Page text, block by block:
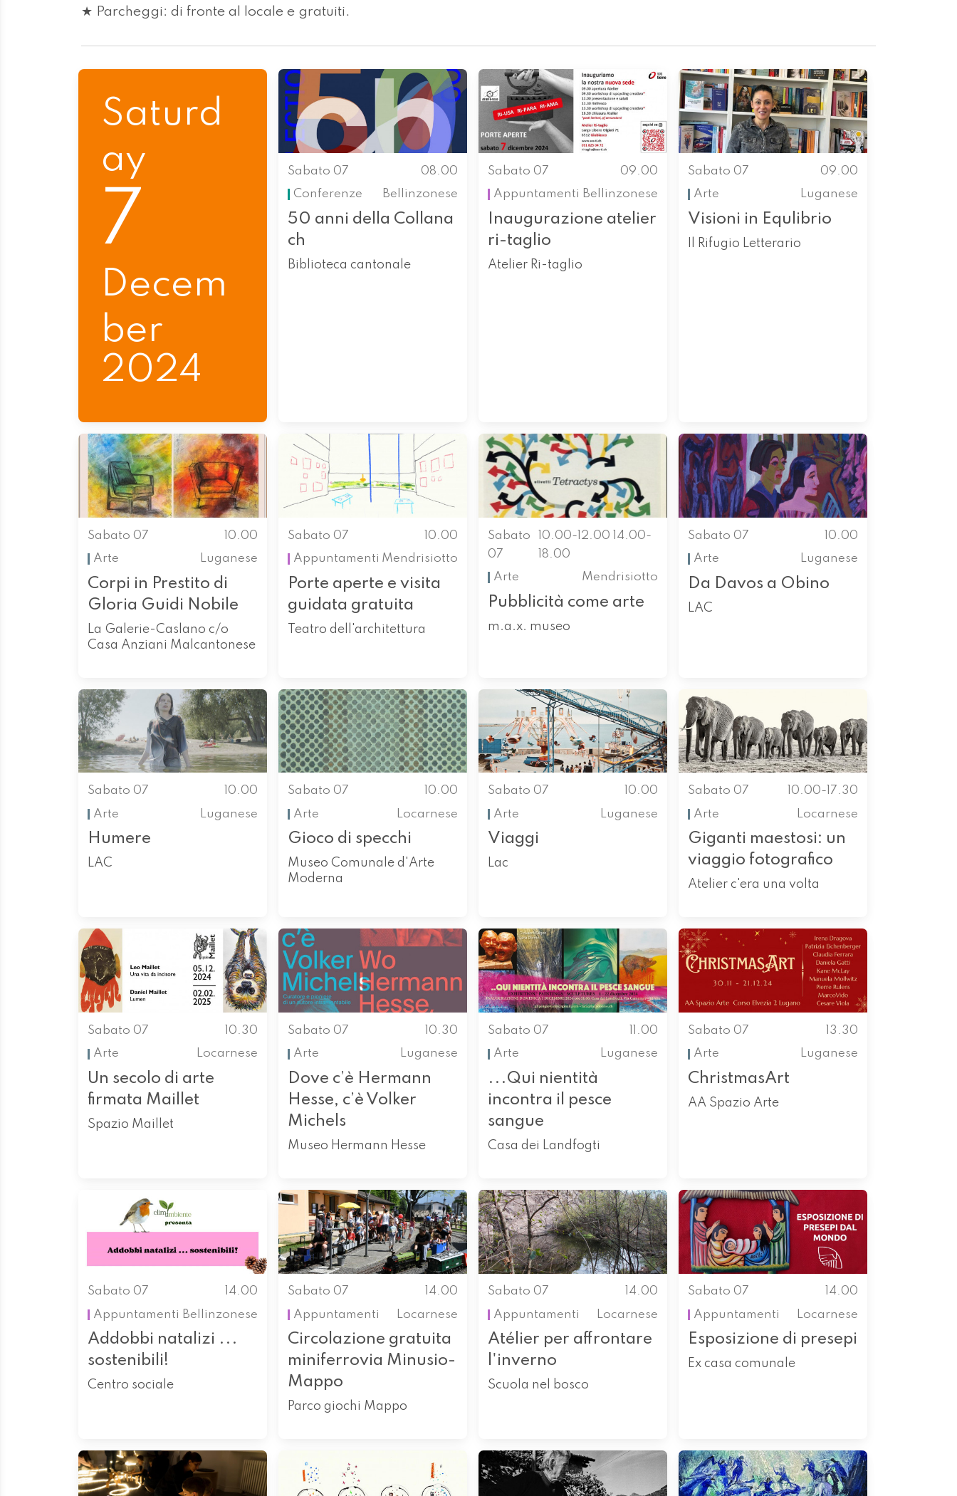
★ Parcheggi: di fronte al locale e gratuiti.
Saturd
ay
7
Decem
ber
2024
Sabato 07
08.00
Conferenze
Bellinzonese
50 anni della Collana
ch
Biblioteca cantonale
Sabato 07
09.00
Appuntamenti Bellinzonese
Inaugurazione atelier
ri-taglio
Atelier Ri-taglio
Sabato 07
09.00
Arte
Luganese
Visioni in Equlibrio
Il Rifugio Letterario
Sabato 07
10.00
Arte
Luganese
Corpi in Prestito di
Gloria Guidi Nobile
La Galerie-Caslano c/o
Casa Anziani Malcantonese
Sabato 07
10.00
Appuntamenti Mendrisiotto
Porte aperte e visita
guidata gratuita
Teatro dell'architettura
Sabato
07
10.00-12.00 14.00-
18.00
Arte
Mendrisiotto
Pubblicità come arte
m.a.x. museo
Sabato 07
10.00
Arte
Luganese
Da Davos a Obino
LAC
Sabato 07
10.00
Arte
Luganese
Humere
LAC
Sabato 07
10.00
Arte
Locarnese
Gioco di specchi
Museo Comunale d'Arte
Moderna
Sabato 07
10.00
Arte
Luganese
Viaggi
Lac
Sabato 07
10.00-17.30
Arte
Locarnese
Giganti maestosi: un
viaggio fotografico
Atelier c'era una volta
Sabato 07
10.30
Arte
Locarnese
Un secolo di arte
firmata Maillet
Spazio Maillet
Sabato 07
10.30
Arte
Luganese
Dove c’è Hermann
Hesse, c’è Volker
Michels
Museo Hermann Hesse
Sabato 07
11.00
Arte
Luganese
...Qui nientità
incontra il pesce
sangue
Casa dei Landfogti
Sabato 07
13.30
Arte
Luganese
ChristmasArt
AA Spazio Arte
Sabato 07
14.00
Appuntamenti Bellinzonese
Addobbi natalizi ...
sostenibili!
Centro sociale
Sabato 07
14.00
Appuntamenti
Locarnese
Circolazione gratuita
miniferrovia Minusio-
Mappo
Parco giochi Mappo
Sabato 07
14.00
Appuntamenti
Locarnese
Atélier per affrontare
l'inverno
Scuola nel bosco
Sabato 07
14.00
Appuntamenti
Locarnese
Esposizione di presepi
Ex casa comunale